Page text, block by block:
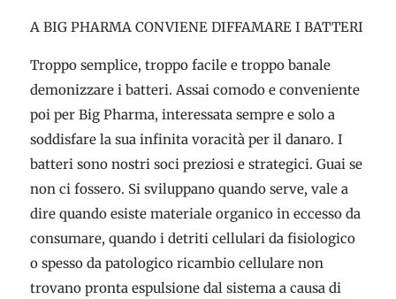
A BIG PHARMA CONVIENE DIFFAMARE I BATTERI
Troppo semplice, troppo facile e troppo banale
demonizzare i batteri. Assai comodo e conveniente
poi per Big Pharma, interessata sempre e solo a
soddisfare la sua infinita voracità per il danaro. I
batteri sono nostri soci preziosi e strategici. Guai se
non ci fossero. Si sviluppano quando serve, vale a
dire quando esiste materiale organico in eccesso da
consumare, quando i detriti cellulari da fisiologico
o spesso da patologico ricambio cellulare non
trovano pronta espulsione dal sistema a causa di